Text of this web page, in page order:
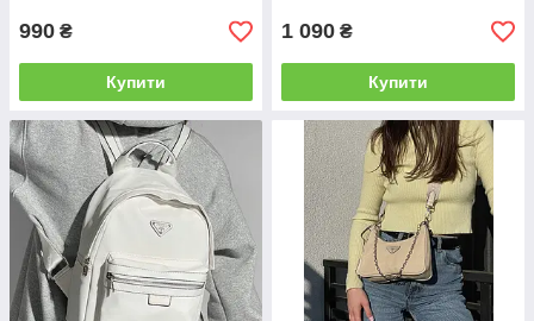
990 ₴
Купити
1 090 ₴
Купити